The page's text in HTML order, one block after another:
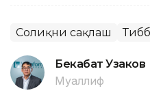
Соғлиқни сақлаш
Бекабат Узаков
Муаллиф